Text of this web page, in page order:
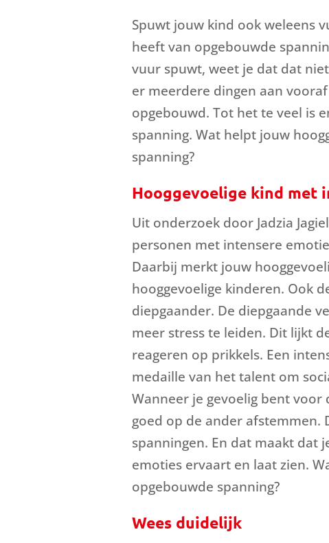
Spuwt jouw kind ook weleens
heeft van opgebouwde
vuur spuwt, weet je dat dat
er meerdere dingen aan
opgebouwd. Tot het te veel is
spanning. Wat helpt jouw
spanning?
Hooggevoelige kind met
Uit onderzoek door Jadzia
personen met intensere
Daarbij merkt jouw
hooggevoelige kinderen. Ook
diepgaander. De diepgaande
meer stress te leiden. Dit lijkt
reageren op prikkels. Een
medaille van het talent om
Wanneer je gevoelig bent voor
goed op de ander afstemmen.
spanningen. En dat maakt dat
emoties ervaart en laat zien.
opgebouwde spanning?
Wees duidelijk